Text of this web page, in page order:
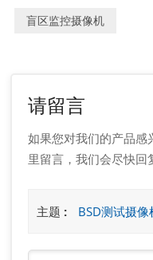
盲区监控摄像机
请留言
如果您对我们的产品
里留言，我们会尽快回
主题 : BSD测试摄像